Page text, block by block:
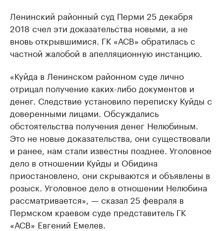
Ленинский районный суд Перми 25 декабря
2018 счел эти доказательства новыми, а не
вновь открывшимися. ГК «АСВ» обратилась с
частной жалобой в апелляционную инстанцию.
«Куйда в Ленинском районном суде лично
отрицал получение каких-либо документов и
денег. Следствие установило переписку Куйды с
доверенными лицами. Обсуждались
обстоятельства получения денег Нелюбиным.
Это не новые доказательства, они существовали
и ранее, нам стали известны позднее. Уголовное
дело в отношении Куйды и Обидина
приостановлено, они скрываются и объявлены в
розыск. Уголовное дело в отношении Нелюбина
рассматривается», — сказал 25 февраля в
Пермском краевом суде представитель ГК
«АСВ» Евгений Емелев.